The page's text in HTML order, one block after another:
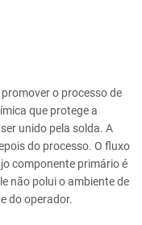
o processo de
que protege a
unido pela solda. A
do processo. O fluxo
componente primário é
não polui o ambiente de
do operador.